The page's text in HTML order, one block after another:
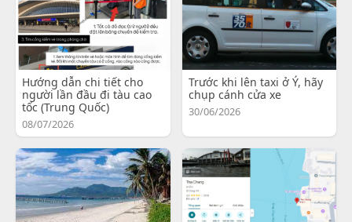
Hướng dẫn chi tiết cho
người lần đầu đi tàu cao
tốc (Trung Quốc)
08/07/2026
Trước khi lên taxi ở Ý, hãy
chụp cánh cửa xe
30/06/2026